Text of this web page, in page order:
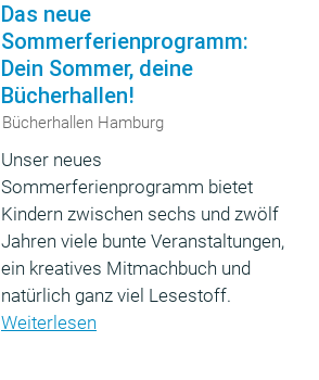
Das neue
Sommerferienprogramm:
Dein Sommer, deine
Bücherhallen!
Bücherhallen Hamburg
Unser neues
Sommerferienprogramm bietet
Kindern zwischen sechs und zwölf
Jahren viele bunte Veranstaltungen,
ein kreatives Mitmachbuch und
natürlich ganz viel Lesestoff.
Weiterlesen